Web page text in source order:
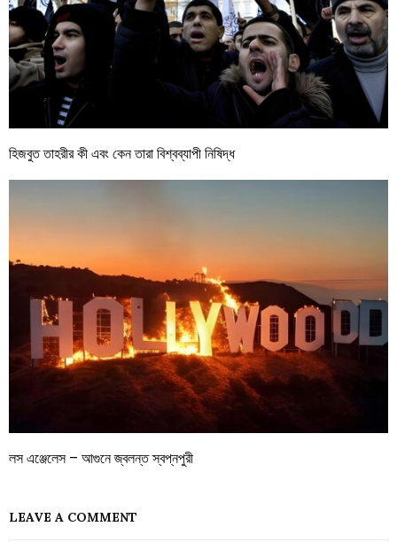
হিজবুত তাহরীর কী এবং কেন তারা বিশ্বব্যাপী নিষিদ্ধ
লস এঞ্জেলেস – আগুনে জ্বলন্ত স্বপ্নপুরী
LEAVE A COMMENT